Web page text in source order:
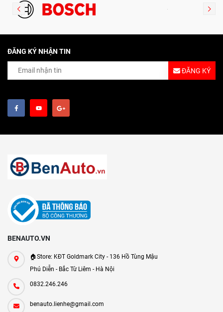
ĐĂNG KÝ NHẬN TIN
ĐĂNG KÝ
BENAUTO.VN
🏠Store: KĐT Goldmark City - 136 Hồ Tùng Mậu
Phú Diễn - Bắc Từ Liêm - Hà Nội
0832.246.246
benauto.lienhe@gmail.com